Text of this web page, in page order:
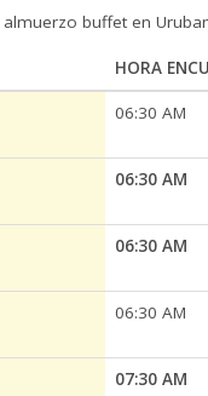
buffet en
HORA
06:30 AM
06:30 AM
06:30 AM
06:30 AM
07:30 AM